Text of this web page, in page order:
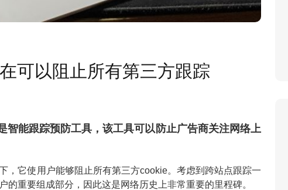
可以阻止所有第三方跟踪
智能跟踪预防工具，该工具可以防止广告商关注网络上
，它使用户能够阻止所有第三方cookie。考虑到跨站点跟踪一
的重要组成部分，因此这是网络历史上非常重要的里程碑。